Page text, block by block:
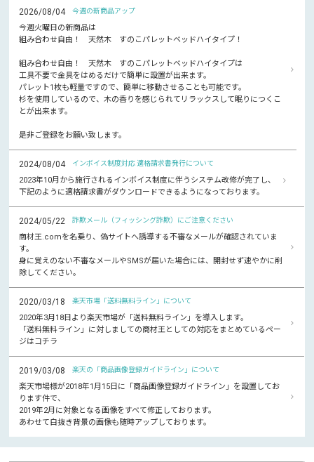
2026/08/04 今週の新商品アップ
今週火曜日の新商品は
組み合わせ自由！ 天然木 すのこパレットベッドハイタイプ！
組み合わせ自由！ 天然木 すのこパレットベッドハイタイプは
工具不要で金具をはめるだけで簡単に設置が出来ます。
パレット1枚も軽量ですので、簡単に移動させることも可能です。
杉を使用しているので、木の香りを感じられてリラックスして眠りにつくこ
とが出来ます。
是非ご登録をお願い致します。
2024/08/04 インボイス制度対応 適格請求書発行について
2023年10月から施行されるインボイス制度に伴うシステム改修が完了し、
下記のように適格請求書がダウンロードできるようになっております。
2024/05/22 詐欺メール（フィッシング詐欺）にご注意ください
商材王.comを名乗り、偽サイトへ誘導する不審なメールが確認されていま
す。
身に覚えのない不審なメールやSMSが届いた場合には、開封せず速やかに削
除してください。
2020/03/18 楽天市場「送料無料ライン」について
2020年3月18日より楽天市場が「送料無料ライン」を導入します。
「送料無料ライン」に対しましての商材王としての対応をまとめているペー
ジはコチラ
2019/03/08 楽天の「商品画像登録ガイドライン」について
楽天市場様が2018年1月15日に「商品画像登録ガイドライン」を設置してお
ります件で、
2019年2月に対象となる画像をすべて修正しております。
あわせて白抜き背景の画像も随時アップしております。